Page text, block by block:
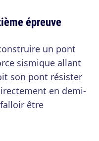
épreuve
un pont
sismique allant
son pont résister
en demi-
être